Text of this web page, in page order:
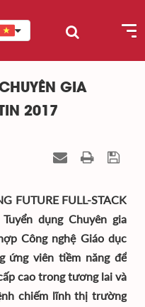
GIA
2017
FUTURE FULL-STACK
dụng Chuyên gia
Công nghệ Giáo dục
ứng viên tiềm năng để
cao trong tương lai và
chiếm lĩnh thị trường